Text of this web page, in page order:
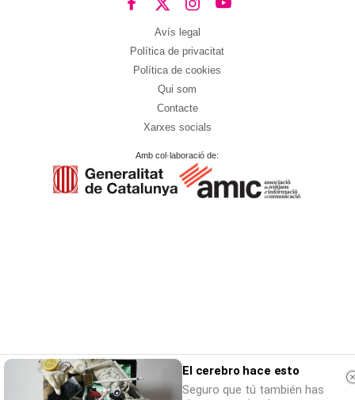
Avís legal
Política de privacitat
Política de cookies
Qui som
Contacte
Xarxes socials
Amb col·laboració de:
El cerebro hace esto
Seguro que tú también has